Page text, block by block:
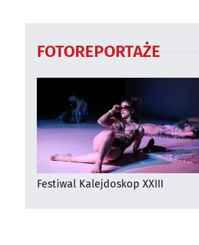
FOTOREPORTAŻE
Festiwal Kalejdoskop XXIII